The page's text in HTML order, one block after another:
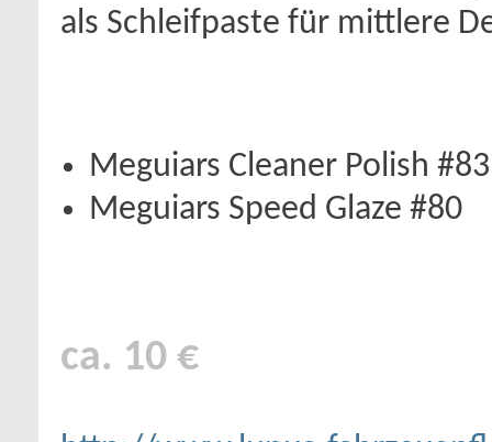
als Schleifpaste für mittlere
Meguiars Cleaner Polish #83
Meguiars Speed Glaze #80
ca. 10 €